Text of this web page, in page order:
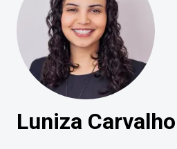
Luniza Carvalho